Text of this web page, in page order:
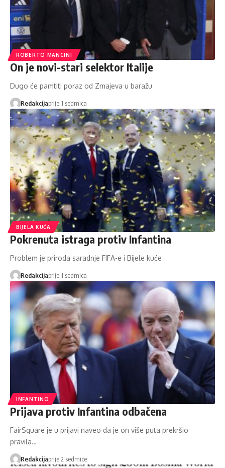
ROBERTO MANCINI
On je novi-stari selektor Italije
Dugo će pamtiti poraz od Zmajeva u baražu
Redakcijaprije 1 sedmica
BIJELA KUĆA
Pokrenuta istraga protiv Infantina
Problem je priroda saradnje FIFA-e i Bijele kuće
Redakcijaprije 1 sedmica
INFANTINO
Prijava protiv Infantina odbačena
FairSquare je u prijavi naveo da je on više puta prekršio
pravila…
Redakcijaprije 2 sedmice